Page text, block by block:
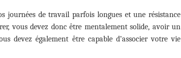
journées de travail parfois longues et une résistance
vous devez donc être mentalement solide, avoir un
devez également être capable d’associer votre vie